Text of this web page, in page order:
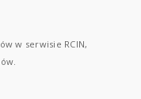
w serwisie RCIN,